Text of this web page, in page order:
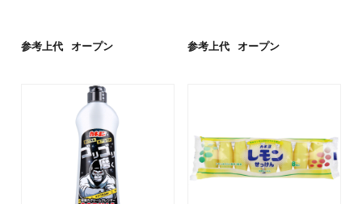
参考上代 オープン 参考上代 オープン